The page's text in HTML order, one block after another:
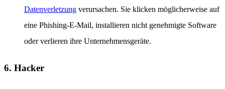
Datenverletzung verursachen. Sie klicken möglicherweise auf
eine Phishing-E-Mail, installieren nicht genehmigte Software
oder verlieren ihre Unternehmensgeräte.
6. Hacker